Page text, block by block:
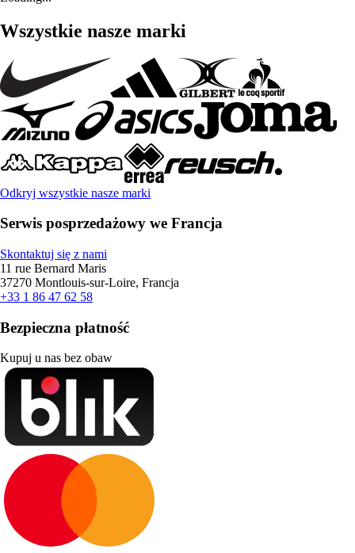
Wszystkie nasze marki
Odkryj wszystkie nasze marki
Serwis posprzedażowy we Francja
Skontaktuj się z nami
11 rue Bernard Maris
37270 Montlouis-sur-Loire, Francja
+33 1 86 47 62 58
Bezpieczna płatność
Kupuj u nas bez obaw